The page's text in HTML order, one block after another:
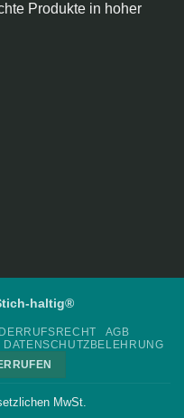
Produkte in hoher
haltig®
AGB
DATENSCHUTZBELEHRUNG
MwSt.